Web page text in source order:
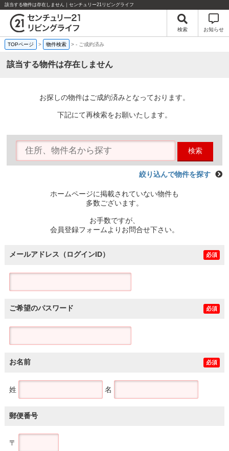
該当する物件は存在しません｜センチュリー21リビングライフ
検索 お知らせ
TOPページ > 物件検索 >- ご成約済み
該当する物件は存在しません
お探しの物件はご成約済みとなっております。
下記にて再検索をお願いたします。
検索
絞り込んで物件を探す
ホームページに掲載されていない物件も
多数ございます。
お手数ですが、
会員登録フォームよりお問合せ下さい。
メールアドレス（ログインID） 必須
ご希望のパスワード 必須
お名前 必須
姓 名
郵便番号
〒